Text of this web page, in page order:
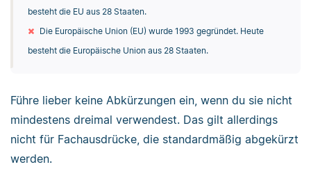
besteht die EU aus 28 Staaten.
Die Europäische Union (EU) wurde 1993 gegründet. Heute
besteht die Europäische Union aus 28 Staaten.
Führe lieber keine Abkürzungen ein, wenn du sie nicht
mindestens dreimal verwendest. Das gilt allerdings
nicht für Fachausdrücke, die standardmäßig abgekürzt
werden.